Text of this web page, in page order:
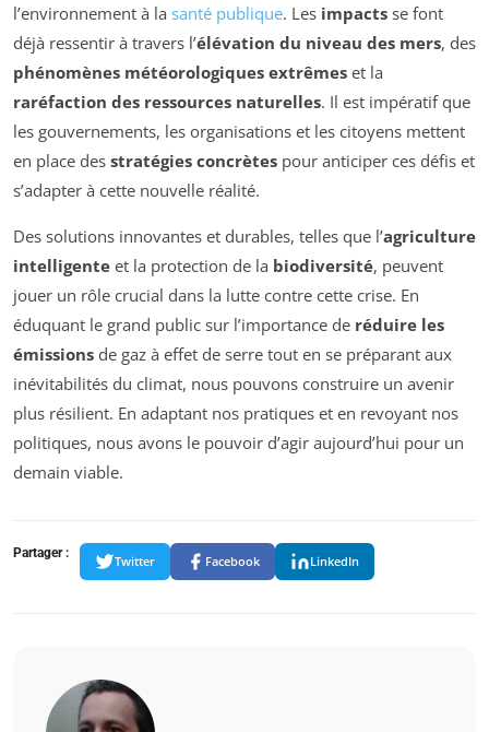
l’environnement à la santé publique. Les impacts se font
déjà ressentir à travers l’élévation du niveau des mers, des
phénomènes météorologiques extrêmes et la
raréfaction des ressources naturelles. Il est impératif que
les gouvernements, les organisations et les citoyens mettent
en place des stratégies concrètes pour anticiper ces défis et
s’adapter à cette nouvelle réalité.
Des solutions innovantes et durables, telles que l’agriculture
intelligente et la protection de la biodiversité, peuvent
jouer un rôle crucial dans la lutte contre cette crise. En
éduquant le grand public sur l’importance de réduire les
émissions de gaz à effet de serre tout en se préparant aux
inévitabilités du climat, nous pouvons construire un avenir
plus résilient. En adaptant nos pratiques et en revoyant nos
politiques, nous avons le pouvoir d’agir aujourd’hui pour un
demain viable.
Partager :
Twitter Facebook LinkedIn